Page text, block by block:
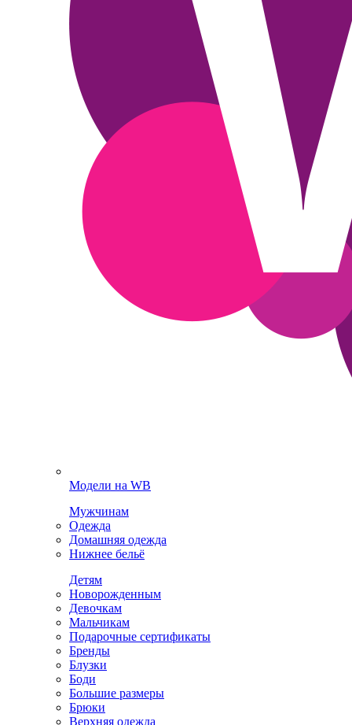
Модели на WB
Мужчинам
Одежда
Домашняя одежда
Нижнее бельё
Детям
Новорожденным
Девочкам
Мальчикам
Подарочные сертификаты
Бренды
Блузки
Боди
Большие размеры
Брюки
Верхняя одежда